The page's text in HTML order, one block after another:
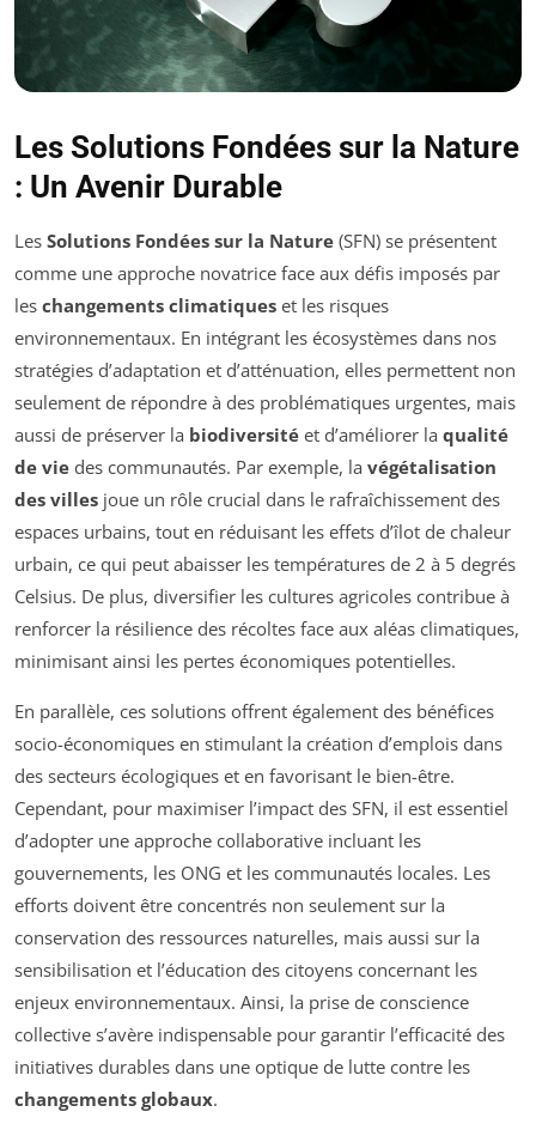
Les Solutions Fondées sur la Nature
: Un Avenir Durable
Les Solutions Fondées sur la Nature (SFN) se présentent
comme une approche novatrice face aux défis imposés par
les changements climatiques et les risques
environnementaux. En intégrant les écosystèmes dans nos
stratégies d’adaptation et d’atténuation, elles permettent non
seulement de répondre à des problématiques urgentes, mais
aussi de préserver la biodiversité et d’améliorer la qualité
de vie des communautés. Par exemple, la végétalisation
des villes joue un rôle crucial dans le rafraîchissement des
espaces urbains, tout en réduisant les effets d’îlot de chaleur
urbain, ce qui peut abaisser les températures de 2 à 5 degrés
Celsius. De plus, diversifier les cultures agricoles contribue à
renforcer la résilience des récoltes face aux aléas climatiques,
minimisant ainsi les pertes économiques potentielles.
En parallèle, ces solutions offrent également des bénéfices
socio-économiques en stimulant la création d’emplois dans
des secteurs écologiques et en favorisant le bien-être.
Cependant, pour maximiser l’impact des SFN, il est essentiel
d’adopter une approche collaborative incluant les
gouvernements, les ONG et les communautés locales. Les
efforts doivent être concentrés non seulement sur la
conservation des ressources naturelles, mais aussi sur la
sensibilisation et l’éducation des citoyens concernant les
enjeux environnementaux. Ainsi, la prise de conscience
collective s’avère indispensable pour garantir l’efficacité des
initiatives durables dans une optique de lutte contre les
changements globaux.